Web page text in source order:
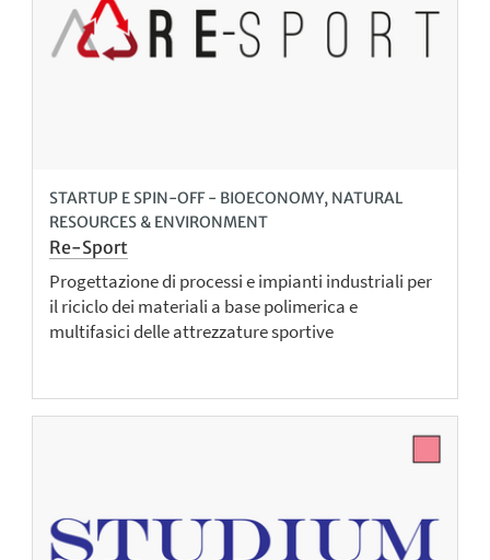
STARTUP E SPIN-OFF - BIOECONOMY, NATURAL
RESOURCES & ENVIRONMENT
Re-Sport
Progettazione di processi e impianti industriali per
il riciclo dei materiali a base polimerica e
multifasici delle attrezzature sportive